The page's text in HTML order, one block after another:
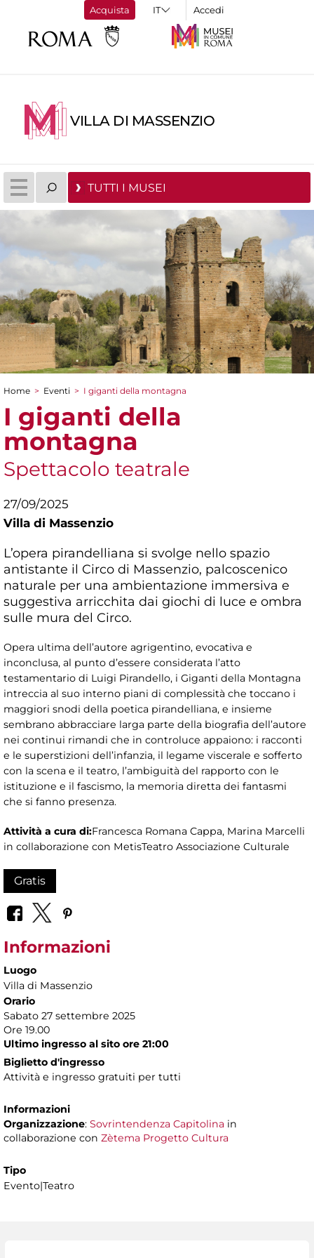
Acquista Accedi
VILLA DI MASSENZIO
TUTTI I MUSEI
Tu sei qui
Home > Eventi > I giganti della montagna
I giganti della
montagna
Spettacolo teatrale
27/09/2025
Villa di Massenzio
L’opera pirandelliana si svolge nello spazio
antistante il Circo di Massenzio, palcoscenico
naturale per una ambientazione immersiva e
suggestiva arricchita dai giochi di luce e ombra
sulle mura del Circo.
Opera ultima dell’autore agrigentino, evocativa e
inconclusa, al punto d’essere considerata l’atto
testamentario di Luigi Pirandello, i Giganti della Montagna
intreccia al suo interno piani di complessità che toccano i
maggiori snodi della poetica pirandelliana, e insieme
sembrano abbracciare larga parte della biografia dell’autore
nei continui rimandi che in controluce appaiono: i racconti
e le superstizioni dell’infanzia, il legame viscerale e sofferto
con la scena e il teatro, l’ambiguità del rapporto con le
istituzione e il fascismo, la memoria diretta dei fantasmi
che si fanno presenza.
Attività a cura di:Francesca Romana Cappa, Marina Marcelli
in collaborazione con MetisTeatro Associazione Culturale
Gratis
Informazioni
Luogo
Villa di Massenzio
Orario
Sabato 27 settembre 2025
Ore 19.00
Ultimo ingresso al sito ore 21:00
Biglietto d'ingresso
Attività e ingresso gratuiti per tutti
Informazioni
Organizzazione: Sovrintendenza Capitolina in
collaborazione con Zètema Progetto Cultura
Tipo
Evento|Teatro